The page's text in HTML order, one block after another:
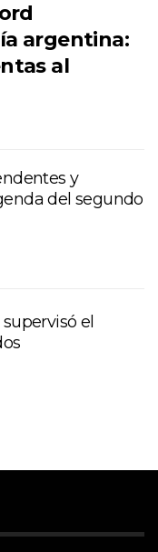
argentina:
al
y
del segundo
el